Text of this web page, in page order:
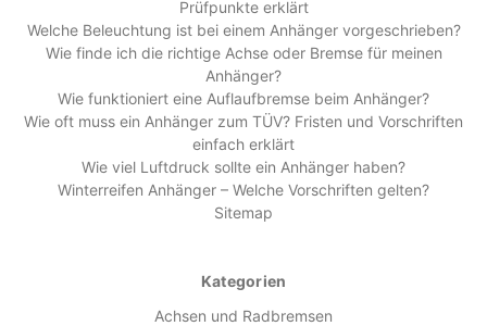
Prüfpunkte erklärt
Welche Beleuchtung ist bei einem Anhänger vorgeschrieben?
Wie finde ich die richtige Achse oder Bremse für meinen
Anhänger?
Wie funktioniert eine Auflaufbremse beim Anhänger?
Wie oft muss ein Anhänger zum TÜV? Fristen und Vorschriften
einfach erklärt
Wie viel Luftdruck sollte ein Anhänger haben?
Winterreifen Anhänger – Welche Vorschriften gelten?
Sitemap
Kategorien
Achsen und Radbremsen